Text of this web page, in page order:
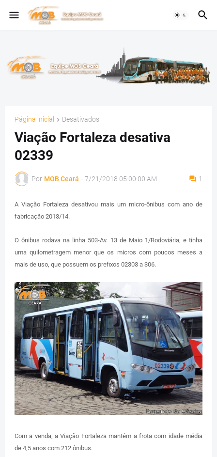
Página inicial Desativados
Viação Fortaleza desativa
02339
Por MOB Ceará - 7/21/2018 05:00:00 AM 1
A Viação Fortaleza desativou mais um micro-ônibus com ano de
fabricação 2013/14.
O ônibus rodava na linha 503-Av. 13 de Maio 1/Rodoviária, e tinha
uma quilometragem menor que os micros com poucos meses a
mais de uso, que possuem os prefixos 02303 a 306.
Com a venda, a Viação Fortaleza mantém a frota com idade média
de 4,5 anos com 212 ônibus.